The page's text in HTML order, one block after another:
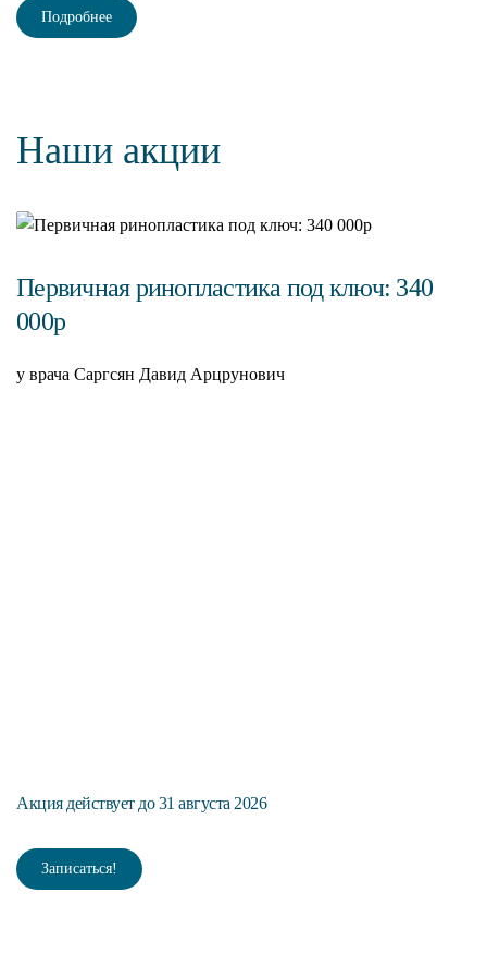
Подробнее
Наши акции
Первичная ринопластика под ключ: 340
000р
у врача Саргсян Давид Арцрунович
Акция действует до 31 августа 2026
Записаться!